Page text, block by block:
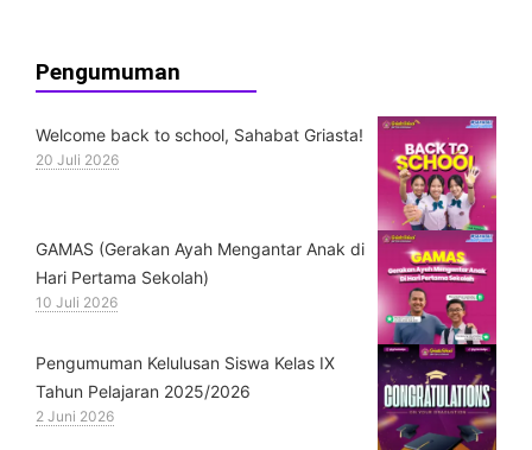
Pengumuman
Welcome back to school, Sahabat Griasta!
20 Juli 2026
GAMAS (Gerakan Ayah Mengantar Anak di
Hari Pertama Sekolah)
10 Juli 2026
Pengumuman Kelulusan Siswa Kelas IX
Tahun Pelajaran 2025/2026
2 Juni 2026